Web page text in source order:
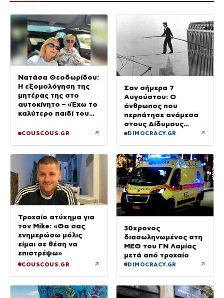
Νατάσα Θεοδωρίδου:
Η εξομολόγηση της
μητέρας της στο
αυτοκίνητο – «Έχω το
καλύτερο παιδί του
COUSCOUS.GR ↗
Σαν σήμερα 7
Αυγούστου: Ο
άνθρωπος που
περπάτησε ανάμεσα
στους Δίδυμους
Πύργους
DIMOCRACY.GR ↗
Τροχαίο ατύχημα για
τον Mike: «Θα σας
ενημερώσω μόλις
είμαι σε θέση να
επιστρέψω»
COUSCOUS.GR ↗
30χρονος
διασωληνωμένος στη
ΜΕΘ του ΓΝ Λαμίας
μετά από τροχαίο
DIMOCRACY.GR ↗